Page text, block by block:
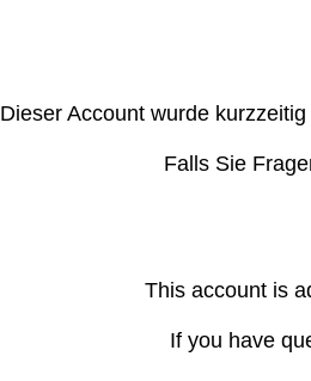
Dieser Account wurde
Falls Sie
This account is
If you have